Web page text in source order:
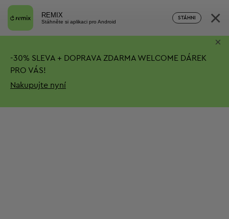
REMIX
Stáhněte si aplikaci pro Android
STÁHNI ×
-30% SLEVA + DOPRAVA ZDARMA WELCOME DÁREK
PRO VÁS!
Nakupujte nyní
×